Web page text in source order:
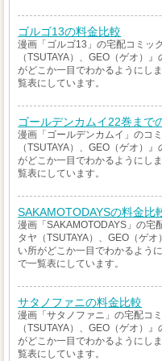
ゴルゴ13の料金比較
漫画「ゴルゴ13」の宅配コミッ
（TSUTAYA）、GEO（ゲオ）
がどこか一目でわかるようにし
覧表にしています。
ゴールデンカムイ22巻まで
漫画「ゴールデンカムイ」のコ
（TSUTAYA）、GEO（ゲオ）
がどこか一目でわかるようにし
覧表にしています。
SAKAMOTODAYSの料金比
漫画「SAKAMOTODAYS」の宅
タヤ（TSUTAYA）、GEO（ゲ
い所がどこか一目でわかるよう
で一覧表にしています。
サタノファニの料金比較
漫画「サタノファニ」の宅配コ
（TSUTAYA）、GEO（ゲオ）
がどこか一目でわかるようにし
覧表にしています。